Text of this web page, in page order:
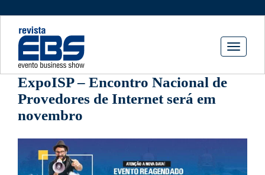
Toggle
ExpoISP – Encontro Nacional de
Provedores de Internet será em
novembro